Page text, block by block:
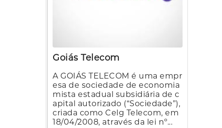
Goiás Telecom
A GOIÁS TELECOM é uma empr
esa de sociedade de economia
mista estadual subsidiária de c
apital autorizado (“Sociedade”),
criada como Celg Telecom, em
18/04/2008, através da lei nº...